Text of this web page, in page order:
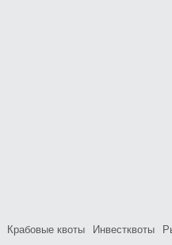
Крабовые квоты Инвестквоты